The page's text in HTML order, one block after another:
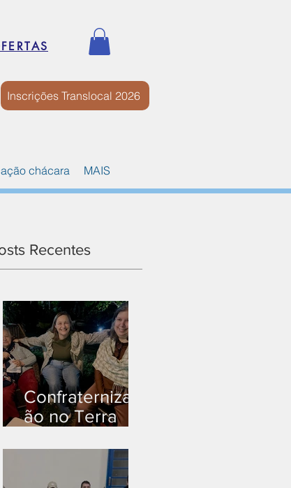
Inscrições Translocal 2026
chácara MAIS
Recentes
Confraternizaç
ão no Terra